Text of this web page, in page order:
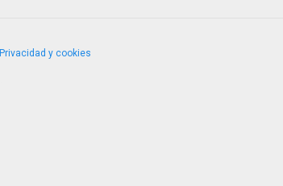
Privacidad y cookies